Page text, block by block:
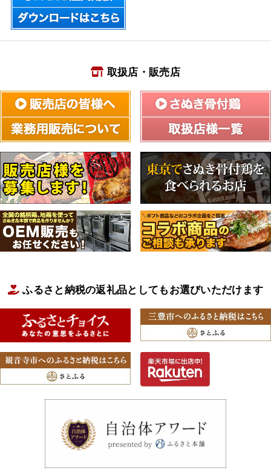
取扱店・販売店
ふるさと納税の返礼品としてもお選びいただけます